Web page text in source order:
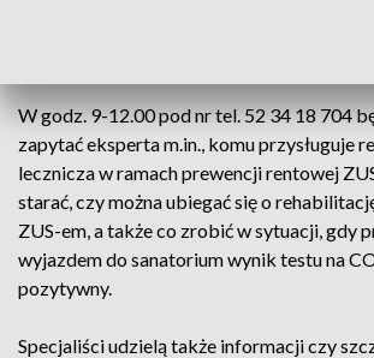
W godz. 9-12.00 pod nr tel. 52 34 18 704
zapytać eksperta m.in., komu przysługuje
lecznicza w ramach prewencji rentowej
starać, czy można ubiegać się o
ZUS-em, a także co zrobić w sytuacji, gdy
wyjazdem do sanatorium wynik testu na
pozytywny.
Specjaliści udzielą także informacji czy